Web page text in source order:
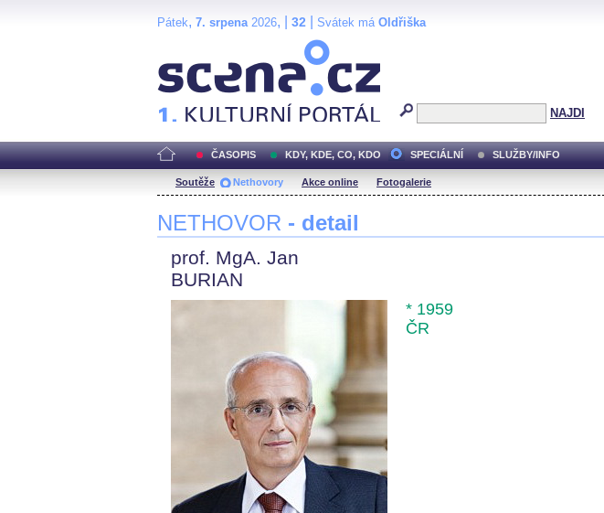
Pátek, 7. srpena2026, | 32 Svátek má Oldřiška
NAJDI
ČASOPIS KDY, KDE, CO, KDO SPECIÁLNÍ SLUŽBY/INFO
Soutěže Nethovory Akce online Fotogalerie
NETHOVOR - detail
prof. MgA. Jan
BURIAN
* 1959
ČR